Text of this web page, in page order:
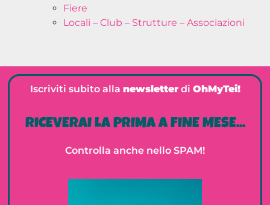
Fiere
Locali – Club – Strutture – Associazioni
Iscriviti subito alla newsletterdi OhMyTei!
RICEVERAI LA PRIMA A FINE MESE...
Controlla anche nello SPAM!